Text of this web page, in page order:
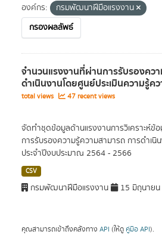
องค์กร:
กรมพัฒนาฝีมือแรงงาน
กรองผลลัพธ์
จำนวนแรงงานที่ผ่านการรับรองคว
ดำเนินงานโดยศูนย์ประเมินความรู้ค
total views
47 recent views
จัดทำชุดข้อมูลด้านแรงงานการวิเคราะห์ข้
การรับรองความรู้ความสามารถ การดำเนิ
ประจำปีงบประมาณ 2564 - 2566
CSV
กรมพัฒนาฝีมือแรงงาน 15 มิถุนายน
คุณสามารถเข้าถึงคลังทาง API (ให้ดู คู่มือ API).